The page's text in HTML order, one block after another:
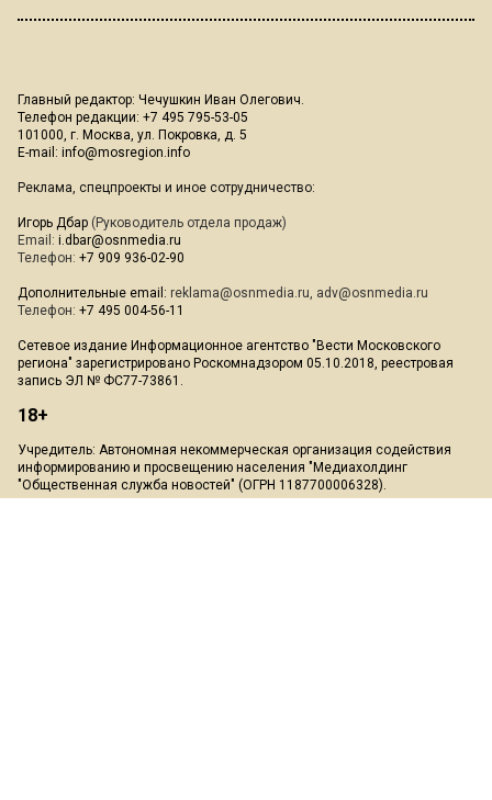
Главный редактор: Чечушкин Иван Олегович.
Телефон редакции: +7 495 795-53-05
101000, г. Москва, ул. Покровка, д. 5
E-mail: info@mosregion.info
Реклама, спецпроекты и иное сотрудничество:
Игорь Дбар (Руководитель отдела продаж)
Email: i.dbar@osnmedia.ru
Телефон: +7 909 936-02-90
Дополнительные email: reklama@osnmedia.ru, adv@osnmedia.ru
Телефон: +7 495 004-56-11
Сетевое издание Информационное агентство "Вести Московского
региона" зарегистрировано Роскомнадзором 05.10.2018, реестровая
запись ЭЛ № ФС77-73861.
18+
Учредитель: Автономная некоммерческая организация содействия
информированию и просвещению населения "Медиахолдинг
"Общественная служба новостей" (ОГРН 1187700006328).